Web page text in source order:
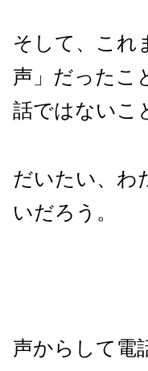
そして、これ
声」だったこ
話ではないこ
だいたい、わ
いだろう。
声からして電